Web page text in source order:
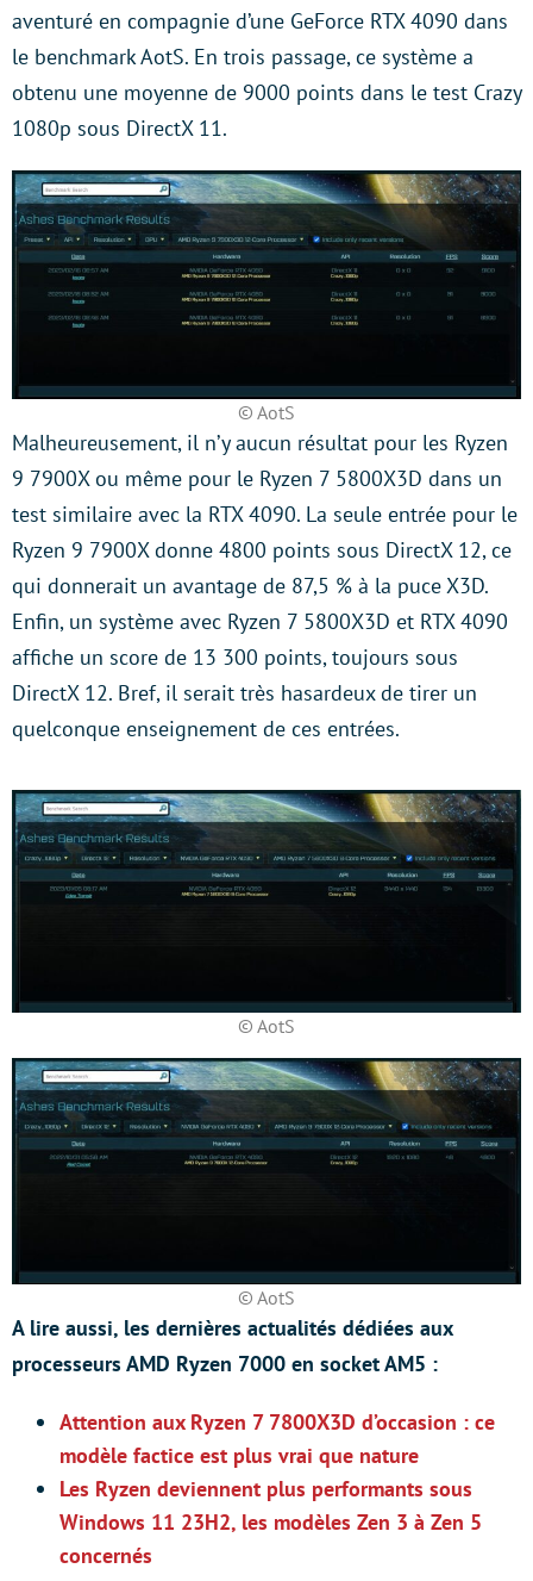
aventuré en compagnie d’une GeForce RTX 4090 dans
le benchmark AotS. En trois passage, ce système a
obtenu une moyenne de 9000 points dans le test Crazy
1080p sous DirectX 11.
© AotS
Malheureusement, il n’y aucun résultat pour les Ryzen
9 7900X ou même pour le Ryzen 7 5800X3D dans un
test similaire avec la RTX 4090. La seule entrée pour le
Ryzen 9 7900X donne 4800 points sous DirectX 12, ce
qui donnerait un avantage de 87,5 % à la puce X3D.
Enfin, un système avec Ryzen 7 5800X3D et RTX 4090
affiche un score de 13 300 points, toujours sous
DirectX 12. Bref, il serait très hasardeux de tirer un
quelconque enseignement de ces entrées.
© AotS
© AotS
A lire aussi, les dernières actualités dédiées aux
processeurs AMD Ryzen 7000 en socket AM5 :
Attention aux Ryzen 7 7800X3D d’occasion : ce
modèle factice est plus vrai que nature
Les Ryzen deviennent plus performants sous
Windows 11 23H2, les modèles Zen 3 à Zen 5
concernés